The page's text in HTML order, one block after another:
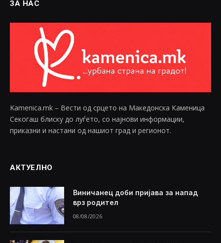
ЗА НАС
Kamenica.mk – Вести од срцето на Македонска Каменица
Секогаш блиску до луѓето, со најнови информации,
приказни и настани од нашиот град и регионот.
АКТУЕЛНО
Виничанец доби пријава за напад
врз родител
08/08/2026